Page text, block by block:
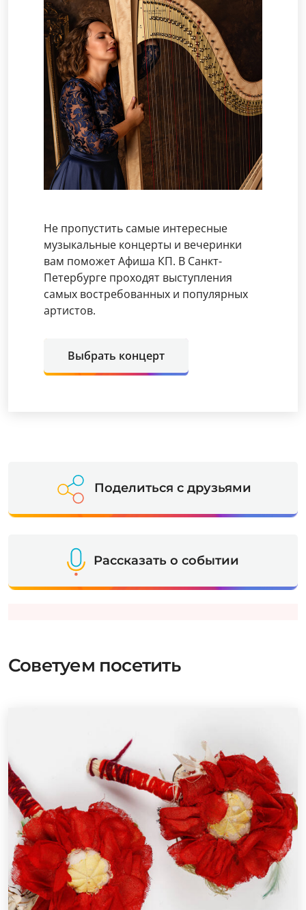
Не пропустить самые интересные
музыкальные концерты и вечеринки
вам поможет Афиша КП. В Санкт-
Петербурге проходят выступления
самых востребованных и популярных
артистов.
Выбрать концерт
Поделиться с друзьями
Рассказать о событии
Советуем посетить